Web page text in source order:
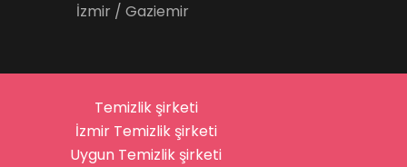
İzmir / Gaziemir
Temizlik şirketi
İzmir Temizlik şirketi
Uygun Temizlik şirketi